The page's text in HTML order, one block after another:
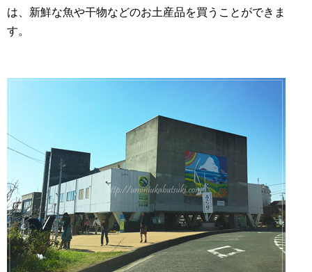
は、新鮮な魚や干物などのお土産品を買うことができま
す。